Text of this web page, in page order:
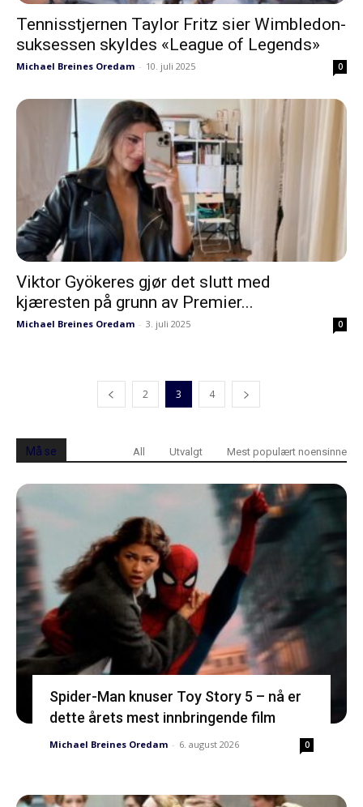
Tennisstjernen Taylor Fritz sier Wimbledon-
suksessen skyldes «League of Legends»
Michael Breines Oredam - 10. juli 2025 0
Viktor Gyökeres gjør det slutt med
kjæresten på grunn av Premier...
Michael Breines Oredam - 3. juli 2025 0
2 3 4
Må se All Utvalgt Mest populært noensinne
Spider-Man knuser Toy Story 5 – nå er
dette årets mest innbringende film
Michael Breines Oredam - 6. august 2026 0